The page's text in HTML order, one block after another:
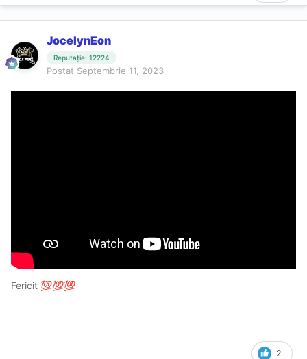
JocelynEon
Reputație: 12224
Postat Septembrie 11, 2023
Fericit 💯💯💯
2